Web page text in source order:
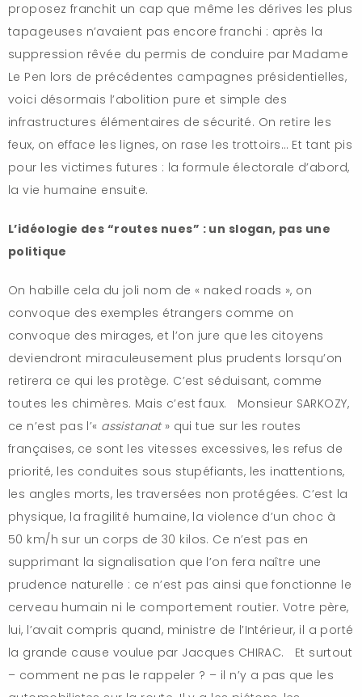
proposez franchit un cap que même les dérives les plus
tapageuses n’avaient pas encore franchi : après la
suppression rêvée du permis de conduire par Madame
Le Pen lors de précédentes campagnes présidentielles,
voici désormais l’abolition pure et simple des
infrastructures élémentaires de sécurité. On retire les
feux, on efface les lignes, on rase les trottoirs… Et tant pis
pour les victimes futures : la formule électorale d’abord,
la vie humaine ensuite.
L’idéologie des “routes nues” : un slogan, pas une
politique
On habille cela du joli nom de « naked roads », on
convoque des exemples étrangers comme on
convoque des mirages, et l’on jure que les citoyens
deviendront miraculeusement plus prudents lorsqu’on
retirera ce qui les protège. C’est séduisant, comme
toutes les chimères. Mais c’est faux. Monsieur SARKOZY,
ce n’est pas l’« assistanat» qui tue sur les routes
françaises, ce sont les vitesses excessives, les refus de
priorité, les conduites sous stupéfiants, les inattentions,
les angles morts, les traversées non protégées. C’est la
physique, la fragilité humaine, la violence d’un choc à
50 km/h sur un corps de 30 kilos. Ce n’est pas en
supprimant la signalisation que l’on fera naître une
prudence naturelle : ce n’est pas ainsi que fonctionne le
cerveau humain ni le comportement routier. Votre père,
lui, l’avait compris quand, ministre de l’Intérieur, il a porté
la grande cause voulue par Jacques CHIRAC. Et surtout
– comment ne pas le rappeler ? – il n’y a pas que les